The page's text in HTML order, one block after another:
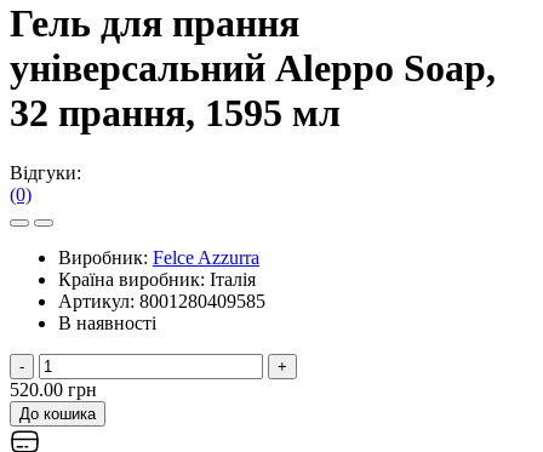
Гель для прання
універсальний Aleppo Soap,
32 прання, 1595 мл
Відгуки:
(0)
Виробник: Felce Azzurra
Країна виробник: Італія
Артикул: 8001280409585
В наявності
- +
520.00 грн
До кошика